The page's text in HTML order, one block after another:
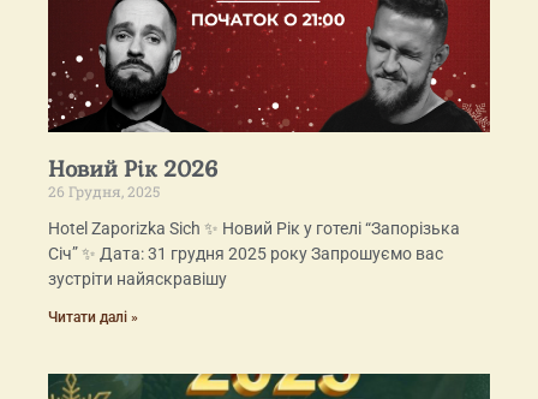
Новий Рік 2026
26 Грудня, 2025
Hotel Zaporizka Sich ✨ Новий Рік у готелі “Запорізька
Січ” ✨ Дата: 31 грудня 2025 року Запрошуємо вас
зустріти найяскравішу
Читати далі »